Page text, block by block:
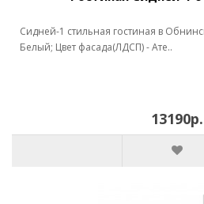
Сидней-1 стильная гостиная в
Белый; Цвет фасада(ЛДСП) - Ате..
13190р.